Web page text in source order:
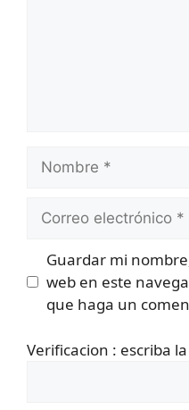
Nombre
Correo
Guardar mi
web en este
que haga un
Verificacion : escriba